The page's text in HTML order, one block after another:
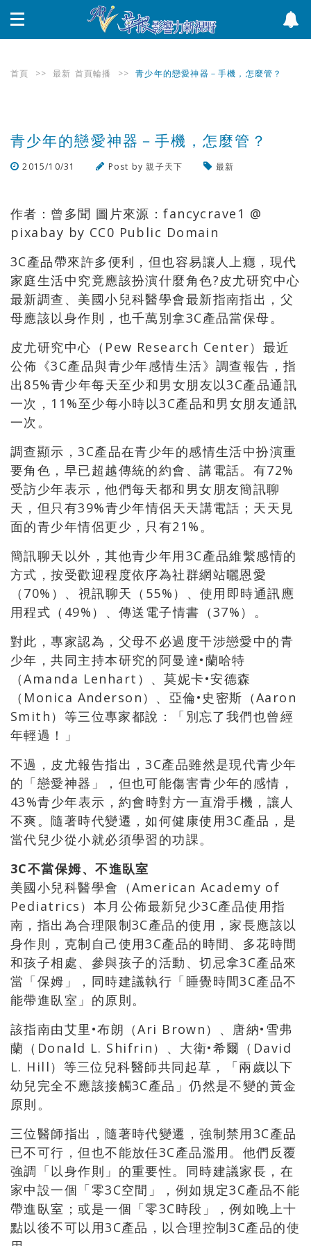
首頁 >> 最新 首頁輪播 >> 青少年的戀愛神器－手機，怎麼管？
青少年的戀愛神器－手機，怎麼管？
2015/10/31 Post by親子天下
最新
作者：曾多聞 圖片來源：fancycrave1 @
pixabay by CC0 Public Domain
3C產品帶來許多便利，但也容易讓人上癮，現代
家庭生活中究竟應該扮演什麼角色?皮尤研究中心
最新調查、美國小兒科醫學會最新指南指出，父
母應該以身作則，也千萬別拿3C產品當保母。
皮尤研究中心（Pew Research Center）最近
公佈《3C產品與青少年感情生活》調查報告，指
出85%青少年每天至少和男女朋友以3C產品通訊
一次，11%至少每小時以3C產品和男女朋友通訊
一次。
調查顯示，3C產品在青少年的感情生活中扮演重
要角色，早已超越傳統的約會、講電話。有72%
受訪少年表示，他們每天都和男女朋友簡訊聊
天，但只有39%青少年情侶天天講電話；天天見
面的青少年情侶更少，只有21%。
簡訊聊天以外，其他青少年用3C產品維繫感情的
方式，按受歡迎程度依序為社群網站曬恩愛
（70%）、視訊聊天（55%）、使用即時通訊應
用程式（49%）、傳送電子情書（37%）。
對此，專家認為，父母不必過度干涉戀愛中的青
少年，共同主持本研究的阿曼達•蘭哈特
（Amanda Lenhart）、莫妮卡•安德森
（Monica Anderson）、亞倫•史密斯（Aaron
Smith）等三位專家都說：「別忘了我們也曾經
年輕過！」
不過，皮尤報告指出，3C產品雖然是現代青少年
的「戀愛神器」，但也可能傷害青少年的感情，
43%青少年表示，約會時對方一直滑手機，讓人
不爽。隨著時代變遷，如何健康使用3C產品，是
當代兒少從小就必須學習的功課。
3C不當保姆、不進臥室
美國小兒科醫學會（American Academy of
Pediatrics）本月公佈最新兒少3C產品使用指
南，指出為合理限制3C產品的使用，家長應該以
身作則，克制自己使用3C產品的時間、多花時間
和孩子相處、參與孩子的活動、切忌拿3C產品來
當「保姆」，同時建議執行「睡覺時間3C產品不
能帶進臥室」的原則。
該指南由艾里•布朗（Ari Brown）、唐納•雪弗
蘭（Donald L. Shifrin）、大衛•希爾（David
L. Hill）等三位兒科醫師共同起草，「兩歲以下
幼兒完全不應該接觸3C產品」仍然是不變的黃金
原則。
三位醫師指出，隨著時代變遷，強制禁用3C產品
已不可行，但也不能放任3C產品濫用。他們反覆
強調「以身作則」的重要性。同時建議家長，在
家中設一個「零3C空間」，例如規定3C產品不能
帶進臥室；或是一個「零3C時段」，例如晚上十
點以後不可以用3C產品，以合理控制3C產品的使